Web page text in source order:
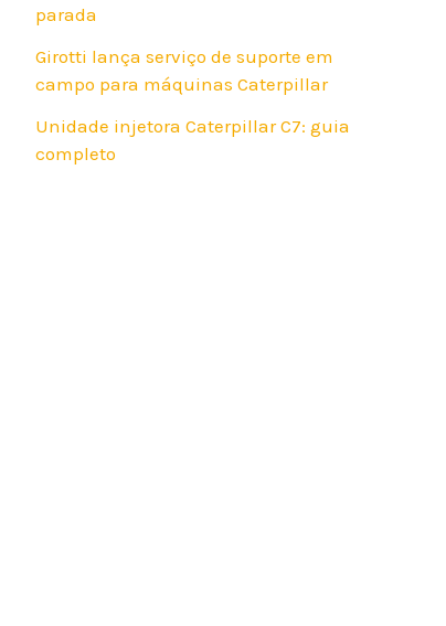
parada
Girotti lança serviço de suporte em
campo para máquinas Caterpillar
Unidade injetora Caterpillar C7: guia
completo